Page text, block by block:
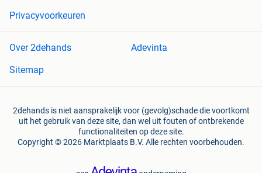
Privacyvoorkeuren
Over 2dehands
Adevinta
Sitemap
2dehands is niet aansprakelijk voor (gevolg)schade die voortkomt
uit het gebruik van deze site, dan wel uit fouten of ontbrekende
functionaliteiten op deze site.
Copyright © 2026 Marktplaats B.V. Alle rechten voorbehouden.